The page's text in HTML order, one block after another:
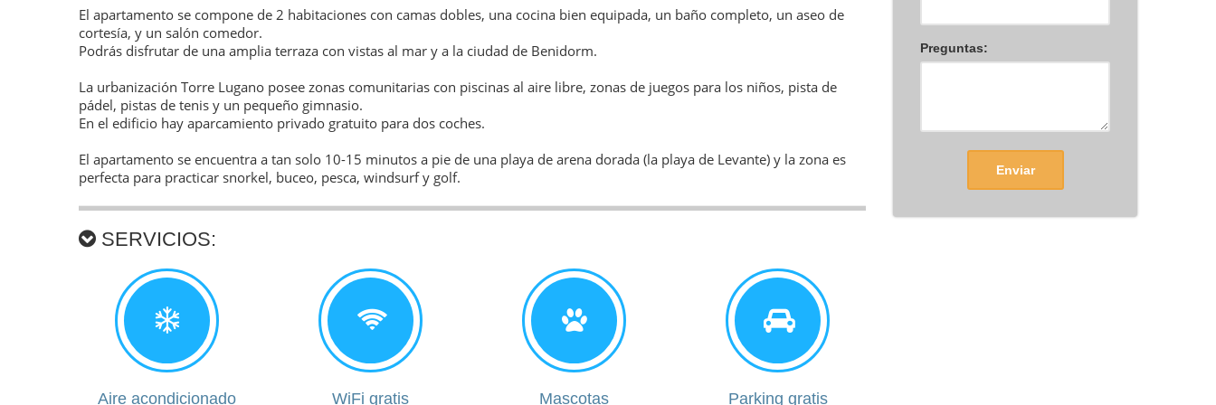
El apartamento se compone de 2 habitaciones con camas dobles, una cocina bien equipada, un baño completo, un aseo de
cortesía, y un salón comedor.
Podrás disfrutar de una amplia terraza con vistas al mar y a la ciudad de Benidorm.
La urbanización Torre Lugano posee zonas comunitarias con piscinas al aire libre, zonas de juegos para los niños, pista de
pádel, pistas de tenis y un pequeño gimnasio.
En el edificio hay aparcamiento privado gratuito para dos coches.
El apartamento se encuentra a tan solo 10-15 minutos a pie de una playa de arena dorada (la playa de Levante) y la zona es
perfecta para practicar snorkel, buceo, pesca, windsurf y golf.
SERVICIOS:
Aire acondicionado WiFi gratis Mascotas Parking gratis
Preguntas:
Enviar